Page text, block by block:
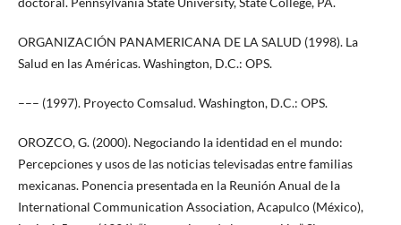
ORGANIZACIÓN PANAMERICANA DE LA SALUD (1998). La
Salud en las Américas. Washington, D.C.: OPS.
––– (1997). Proyecto Comsalud. Washington, D.C.: OPS.
OROZCO, G. (2000). Negociando la identidad en el mundo:
Percepciones y usos de las noticias televisadas entre familias
mexicanas. Ponencia presentada en la Reunión Anual de la
International Communication Association, Acapulco (México),